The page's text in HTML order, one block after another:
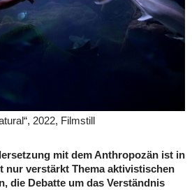
2022, Filmstill
mit dem Anthropozän ist in
nur verstärkt Thema aktivistischen
die Debatte um das Verständnis